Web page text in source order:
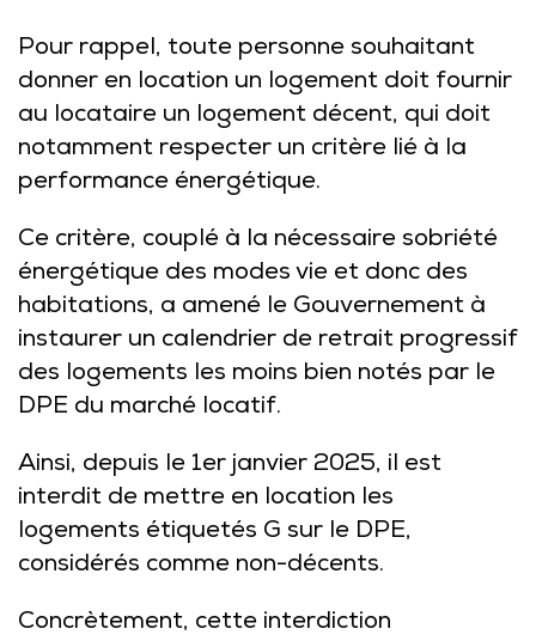
Pour rappel, toute personne souhaitant
donner en location un logement doit fournir
au locataire un logement décent, qui doit
notamment respecter un critère lié à la
performance énergétique.
Ce critère, couplé à la nécessaire sobriété
énergétique des modes vie et donc des
habitations, a amené le Gouvernement à
instaurer un calendrier de retrait progressif
des logements les moins bien notés par le
DPE du marché locatif.
Ainsi, depuis le 1er janvier 2025, il est
interdit de mettre en location les
logements étiquetés G sur le DPE,
considérés comme non-décents.
Concrètement, cette interdiction